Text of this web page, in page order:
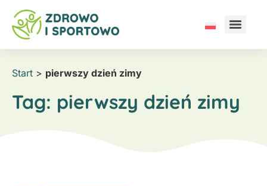
Start > pierwszy dzień zimy
Tag: pierwszy dzień zimy